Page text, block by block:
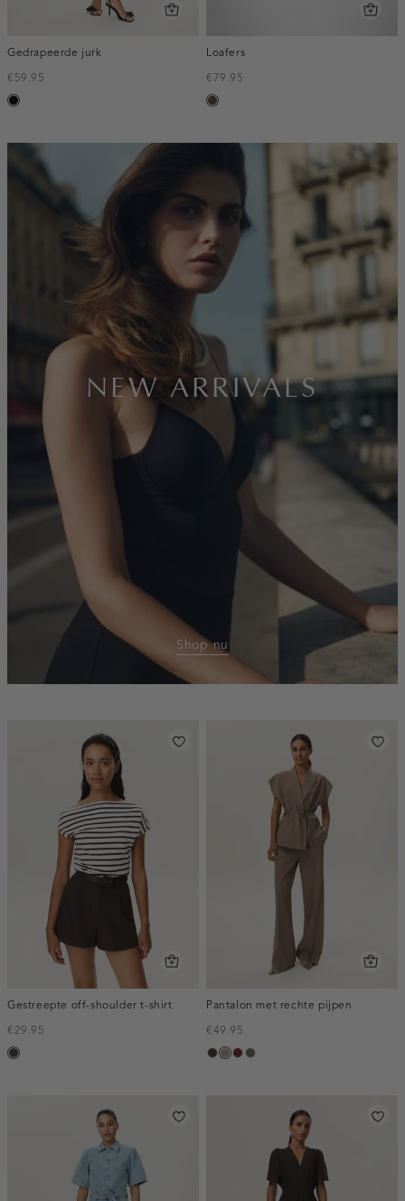
Gedrapeerde jurk
€59.95
zwart
Loafers
€79.95
donkerbruin
banner:new-
arrivals
NEW ARRIVALS
Shop nu
Gestreepte off-shoulder t-shirt
€29.95
choco
Pantalon met rechte pijpen
€49.95
choco,
taupe,
bordeaux,
bruin